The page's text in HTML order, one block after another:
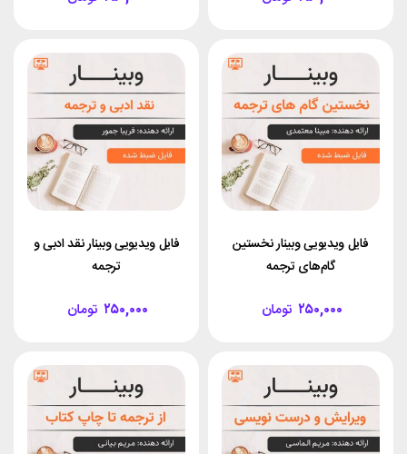
فایل ویدیویی وبینار نخستین
گام‌های ترجمه
تومان ۲۵۰,۰۰۰
فایل ویدیویی وبینار نقد ادبی و
ترجمه
تومان ۲۵۰,۰۰۰